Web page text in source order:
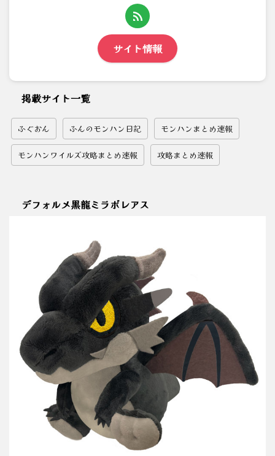
サイト情報
掲載サイト一覧
ふぐおん ふんのモンハン日記 モンハンまとめ速報
モンハンワイルズ攻略まとめ速報 攻略まとめ速報
デフォルメ黒龍ミラボレアス